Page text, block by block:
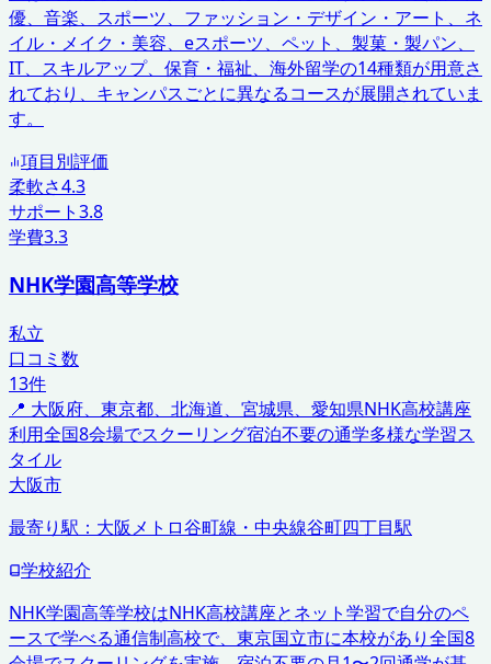
優、音楽、スポーツ、ファッション・デザイン・アート、ネ
イル・メイク・美容、eスポーツ、ペット、製菓・製パン、
IT、スキルアップ、保育・福祉、海外留学の14種類が用意さ
れており、キャンパスごとに異なるコースが展開されていま
す。
項目別評価
柔軟さ4.3
サポート3.8
学費3.3
NHK学園高等学校
私立
口コミ数
13件
📍 大阪府、東京都、北海道、宮城県、愛知県NHK高校講座
利用全国8会場でスクーリング宿泊不要の通学多様な学習ス
タイル
大阪市
最寄り駅： 大阪メトロ谷町線・中央線谷町四丁目駅
学校紹介
NHK学園高等学校はNHK高校講座とネット学習で自分のペ
ースで学べる通信制高校で、東京国立市に本校があり全国8